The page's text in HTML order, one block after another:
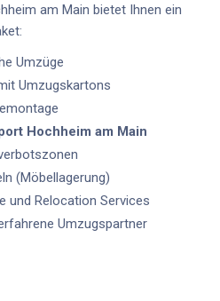
am Main bietet Ihnen ein
Umzüge
Umzugskartons
Hochheim am Main
(Möbellagerung)
und Relocation Services
Umzugspartner